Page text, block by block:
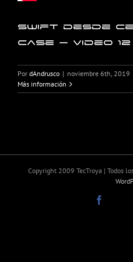
Swift desde
Case – Video 12
Por dAndrusco | noviembre 6th, 2019
Más información
Copyright 2009 TecTroya | Todos